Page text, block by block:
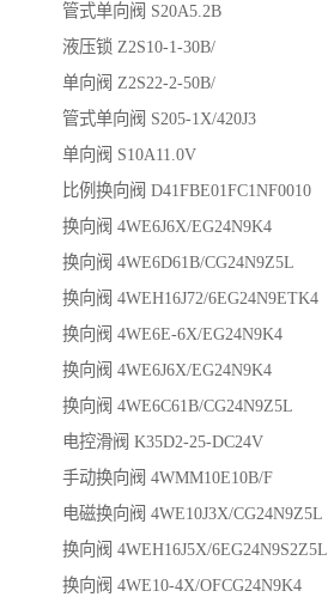
管式单向阀 S20A5.2B
液压锁 Z2S10-1-30B/
单向阀 Z2S22-2-50B/
管式单向阀 S205-1X/420J3
单向阀 S10A11.0V
比例换向阀 D41FBE01FC1NF0010
换向阀 4WE6J6X/EG24N9K4
换向阀 4WE6D61B/CG24N9Z5L
换向阀 4WEH16J72/6EG24N9ETK4
换向阀 4WE6E-6X/EG24N9K4
换向阀 4WE6J6X/EG24N9K4
换向阀 4WE6C61B/CG24N9Z5L
电控滑阀 K35D2-25-DC24V
手动换向阀 4WMM10E10B/F
电磁换向阀 4WE10J3X/CG24N9Z5L
换向阀 4WEH16J5X/6EG24N9S2Z5L
换向阀 4WE10-4X/OFCG24N9K4